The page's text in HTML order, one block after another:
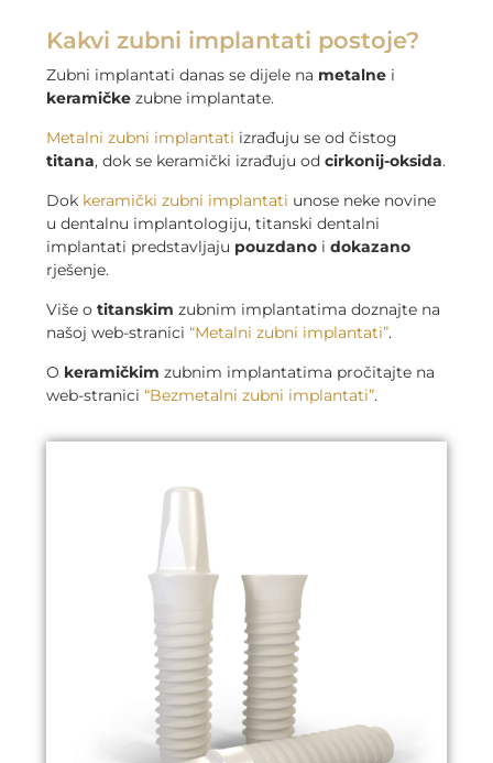
Kakvi zubni implantati postoje?
Zubni implantati danas se dijele na metalne i
keramičke zubne implantate.
Metalni zubni implantati izrađuju se od čistog
titana, dok se keramički izrađuju od cirkonij-oksida.
Dok keramički zubni implantati unose neke novine
u dentalnu implantologiju, titanski dentalni
implantati predstavljaju pouzdano i dokazano
rješenje.
Više o titanskim zubnim implantatima doznajte na
našoj web-stranici “Metalni zubni implantati”.
O keramičkim zubnim implantatima pročitajte na
web-stranici “Bezmetalni zubni implantati”.